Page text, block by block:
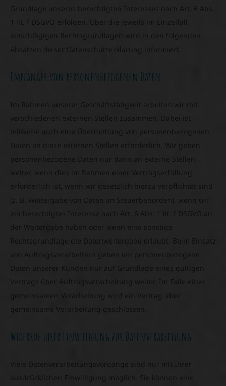
Grundlage unseres berechtigten Interesses nach Art. 6 Abs.
1 lit. f DSGVO erfolgen. Über die jeweils im Einzelfall
einschlägigen Rechtsgrundlagen wird in den folgenden
Absätzen dieser Datenschutzerklärung informiert.
Empfänger von personenbezogenen Daten
Im Rahmen unserer Geschäftstätigkeit arbeiten wir mit
verschiedenen externen Stellen zusammen. Dabei ist
teilweise auch eine Übermittlung von personenbezogenen
Daten an diese externen Stellen erforderlich. Wir geben
personenbezogene Daten nur dann an externe Stellen
weiter, wenn dies im Rahmen einer Vertragserfüllung
erforderlich ist, wenn wir gesetzlich hierzu verpflichtet sind
(z. B. Weitergabe von Daten an Steuerbehörden), wenn wir
ein berechtigtes Interesse nach Art. 6 Abs. 1 lit. f DSGVO an
der Weitergabe haben oder wenn eine sonstige
Rechtsgrundlage die Datenweitergabe erlaubt. Beim Einsatz
von Auftragsverarbeitern geben wir personenbezogene
Daten unserer Kunden nur auf Grundlage eines gültigen
Vertrags über Auftragsverarbeitung weiter. Im Falle einer
gemeinsamen Verarbeitung wird ein Vertrag über
gemeinsame Verarbeitung geschlossen.
Widerruf Ihrer Einwilligung zur Datenverarbeitung
Viele Datenverarbeitungsvorgänge sind nur mit Ihrer
ausdrücklichen Einwilligung möglich. Sie können eine